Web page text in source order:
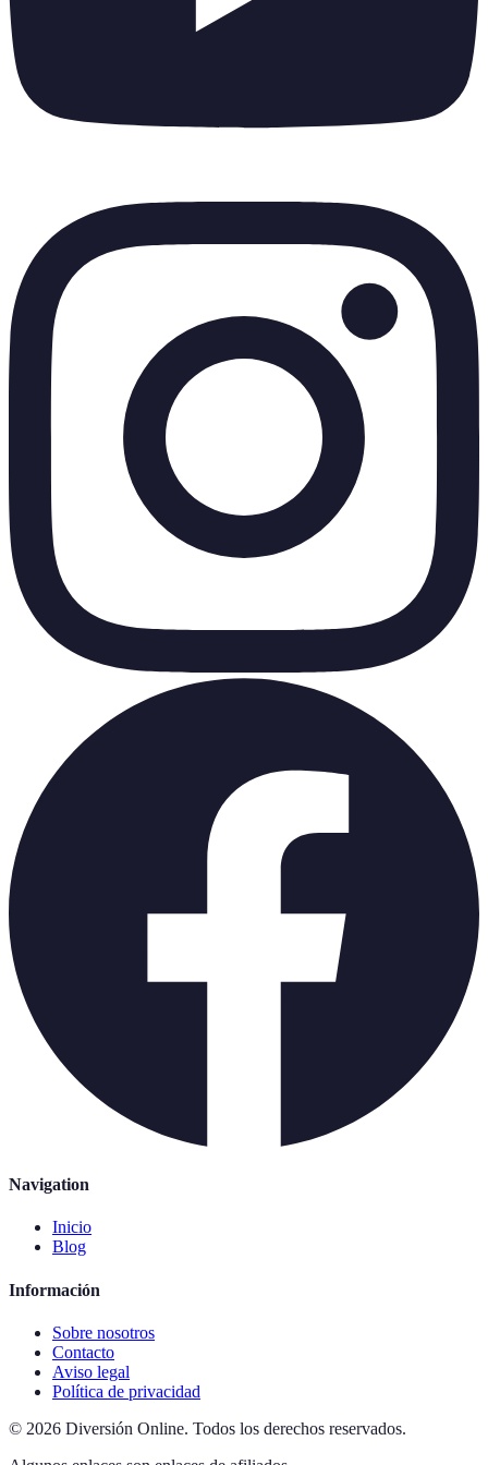
Navigation
Inicio
Blog
Información
Sobre nosotros
Contacto
Aviso legal
Política de privacidad
© 2026 Diversión Online. Todos los derechos reservados.